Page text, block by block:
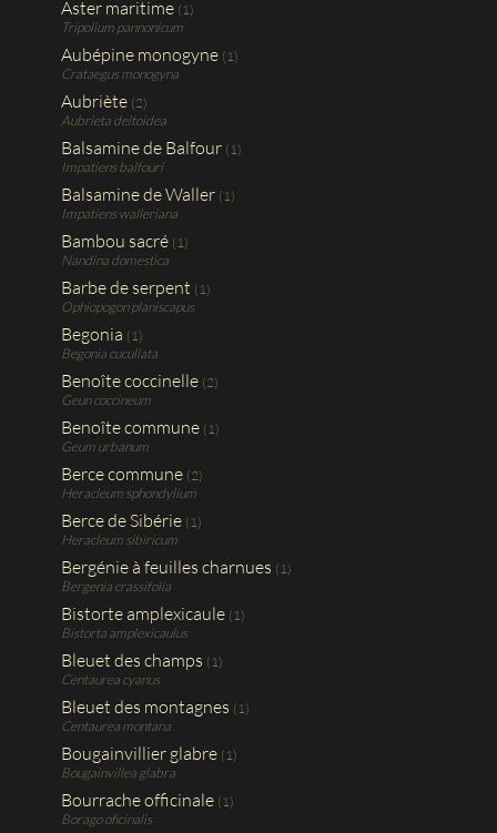
Aster maritime (1)
Tripolium pannonicum
Aubépine monogyne (1)
Crataegus monogyna
Aubriète (2)
Aubrieta deltoidea
Balsamine de Balfour (1)
Impatiens balfouri
Balsamine de Waller (1)
Impatiens walleriana
Bambou sacré (1)
Nandina domestica
Barbe de serpent (1)
Ophiopogon planiscapus
Begonia (1)
Begonia cucullata
Benoîte coccinelle (2)
Geun coccineum
Benoîte commune (1)
Geum urbanum
Berce commune (2)
Heracleum sphondylium
Berce de Sibérie (1)
Heracleum sibiricum
Bergénie à feuilles charnues (1)
Bergenia crassifolia
Bistorte amplexicaule (1)
Bistorta amplexicaulus
Bleuet des champs (1)
Centaurea cyanus
Bleuet des montagnes (1)
Centaurea montana
Bougainvillier glabre (1)
Bougainvillea glabra
Bourrache officinale (1)
Borago oficinalis